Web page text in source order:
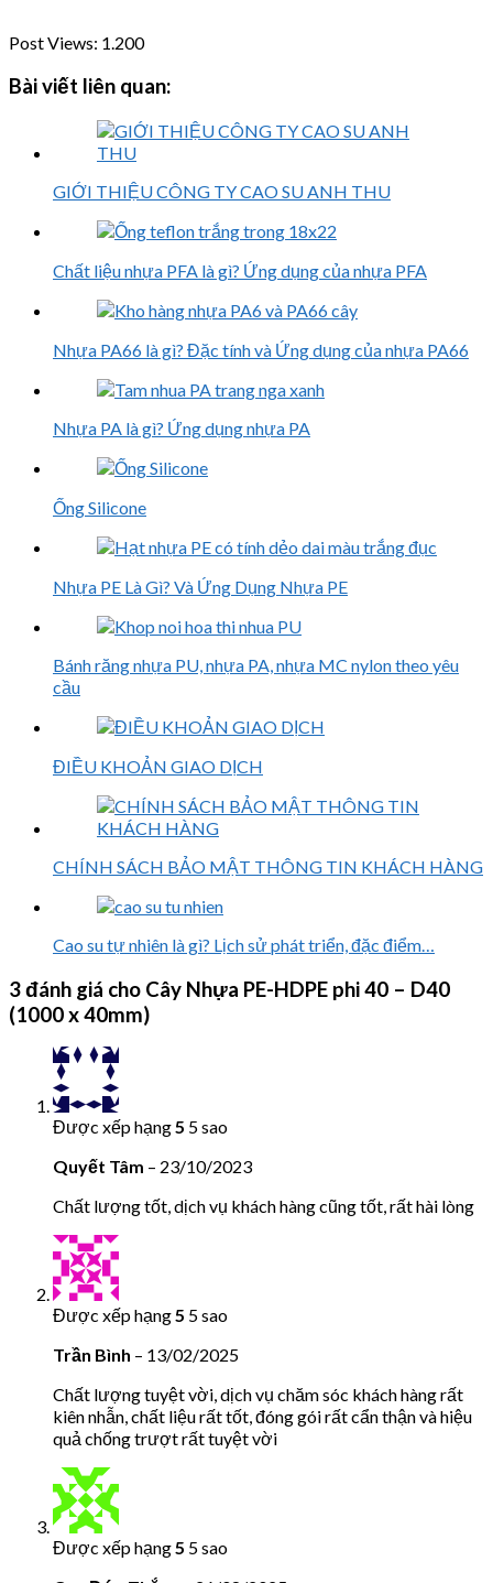
Post Views: 1.200
Bài viết liên quan:
GIỚI THIỆU CÔNG TY CAO SU ANH THU
Chất liệu nhựa PFA là gì? Ứng dụng của nhựa PFA
Nhựa PA66 là gì? Đặc tính và Ứng dụng của nhựa PA66
Nhựa PA là gì? Ứng dụng nhựa PA
Ống Silicone
Nhựa PE Là Gì? Và Ứng Dụng Nhựa PE
Bánh răng nhựa PU, nhựa PA, nhựa MC nylon theo yêu
cầu
ĐIỀU KHOẢN GIAO DỊCH
CHÍNH SÁCH BẢO MẬT THÔNG TIN KHÁCH HÀNG
Cao su tự nhiên là gì? Lịch sử phát triển, đặc điểm…
3 đánh giá cho Cây Nhựa PE-HDPE phi 40 – D40
(1000 x 40mm)
Được xếp hạng5 5 sao
Quyết Tâm – 23/10/2023
Chất lượng tốt, dịch vụ khách hàng cũng tốt, rất hài lòng
Được xếp hạng5 5 sao
Trần Bình – 13/02/2025
Chất lượng tuyệt vời, dịch vụ chăm sóc khách hàng rất
kiên nhẫn, chất liệu rất tốt, đóng gói rất cẩn thận và hiệu
quả chống trượt rất tuyệt vời
Được xếp hạng5 5 sao